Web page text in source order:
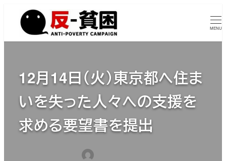
ン
MENU
12月14日（火）東京都へ住ま
いを失った人々への支援を
求める要望書を提出